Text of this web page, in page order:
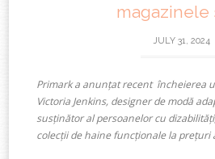
magazinele
JULY 31, 2024
Primark a anunțat recent încheierea
Victoria Jenkins, designerde modă
susținătoralpersoanelor cu dizabilități
colecții de haine funcționalela prețuri